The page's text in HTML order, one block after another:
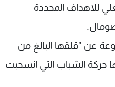
للاهداف المحددة
عن "قلقها البالغ من
حركة الشباب التي انسحبت